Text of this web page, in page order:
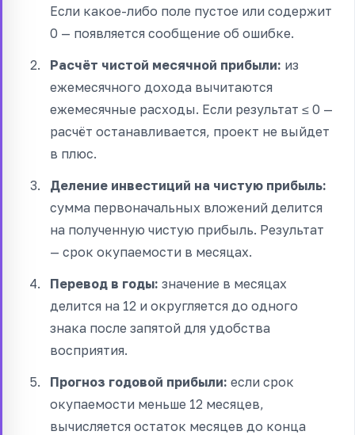
Если какое-либо поле пустое или содержит
0 — появляется сообщение об ошибке.
Расчёт чистой месячной прибыли: из
ежемесячного дохода вычитаются
ежемесячные расходы. Если результат ≤ 0 —
расчёт останавливается, проект не выйдет
в плюс.
Деление инвестиций на чистую прибыль:
сумма первоначальных вложений делится
на полученную чистую прибыль. Результат
— срок окупаемости в месяцах.
Перевод в годы: значение в месяцах
делится на 12 и округляется до одного
знака после запятой для удобства
восприятия.
Прогноз годовой прибыли: если срок
окупаемости меньше 12 месяцев,
вычисляется остаток месяцев до конца